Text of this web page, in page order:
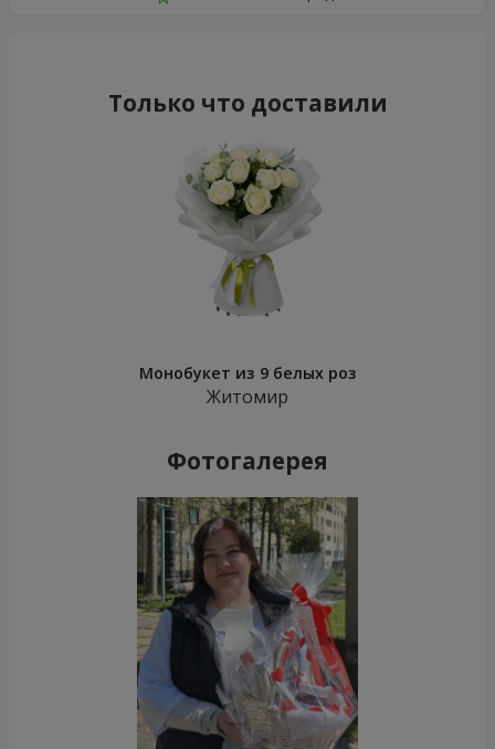
Только что доставили
Монобукет из 9 белых роз
Житомир
Фотогалерея